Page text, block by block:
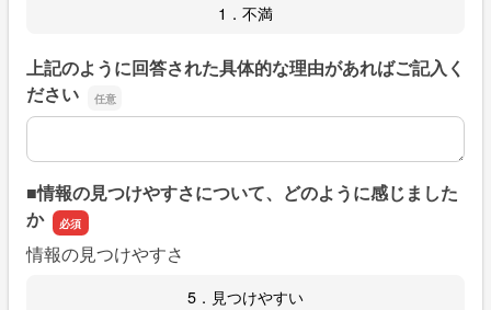
1．不満
上記のように回答された具体的な理由があればご記入く
ださい
上記のように回答された具体的な理由があればご記入くだ
■情報の見つけやすさについて、どのように感じました
か
情報の見つけやすさ
5．見つけやすい